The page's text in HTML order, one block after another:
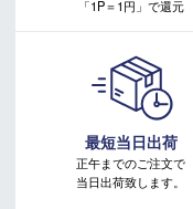
「1P＝1円」で還元
最短当日出荷
正午までのご注文で
当日出荷致します。